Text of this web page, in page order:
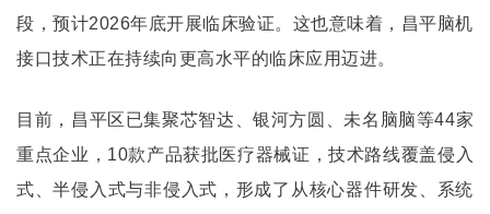
段，预计2026年底开展临床验证。这也意味着，昌平脑机
接口技术正在持续向更高水平的临床应用迈进。
目前，昌平区已集聚芯智达 、银河方圆、未名脑脑等44家
重点企业，10款产品获批医疗器械证，技术路线覆盖侵入
式、半侵入式与非侵入式，形成了从核心器件研发、系统